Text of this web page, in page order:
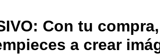
Con tu
a crear